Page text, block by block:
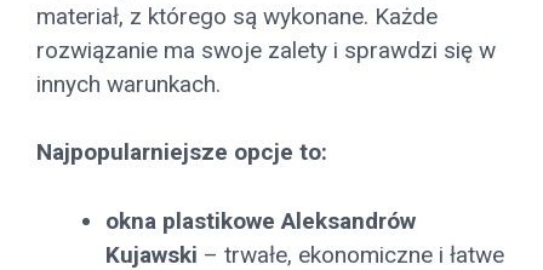
materiał, z którego są wykonane. Każde
rozwiązanie ma swoje zalety i sprawdzi się w
innych warunkach.
Najpopularniejsze opcje to:
okna plastikowe Aleksandrów
Kujawski – trwałe, ekonomiczne i łatwe